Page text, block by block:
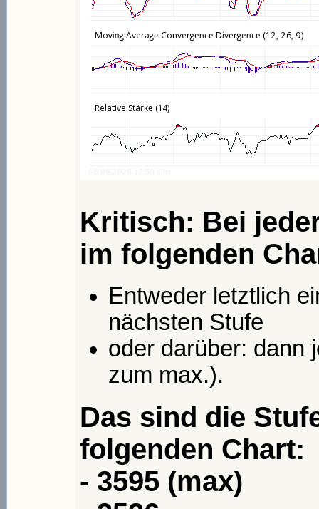
Kritisch: Bei
im folgenden
Entweder letztlich
nächsten Stufe
oder darüber: dann
zum max.).
Das sind die
folgenden Chart:
- 3595 (max)